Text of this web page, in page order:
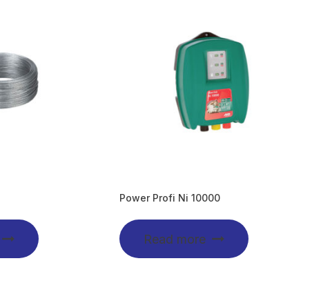
Power Profi Ni 10000
Read more